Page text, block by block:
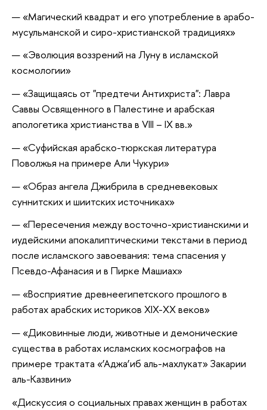
«Магический квадрат и его употребление в арабо-
мусульманской и сиро-христианской традициях»
«Эволюция воззрений на Луну в исламской
космологии»
«Защищаясь от "предтечи Антихриста": Лавра
Саввы Освященного в Палестине и арабская
апологетика христианства в VIII – IX вв.»
«Суфийская арабско-тюркская литература
Поволжья на примере Али Чукури»
«Образ ангела Джибрила в средневековых
суннитских и шиитских источниках»
«Пересечения между восточно-христианскими и
иудейскими апокалиптическими текстами в период
после исламского завоевания: тема спасения у
Псевдо-Афанасия и в Пирке Машиах»
«Восприятие древнеегипетского прошлого в
работах арабских историков XIX-XX веков»
«Диковинные люди, животные и демонические
существа в работах исламских космографов на
примере трактата «‘Аджа’иб аль-махлукат» Закарии
аль-Казвини»
«Дискуссия о социальных правах женщин в работах